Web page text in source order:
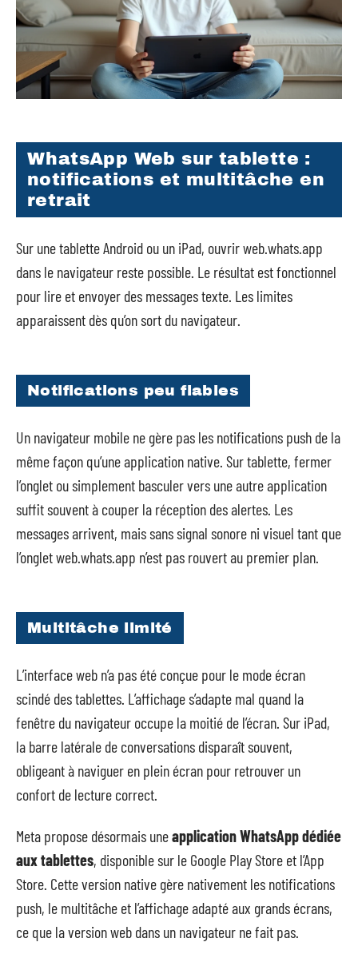
WhatsApp Web sur tablette :
notifications et multitâche en
retrait
Sur une tablette Android ou un iPad, ouvrir web.whats.app
dans le navigateur reste possible. Le résultat est fonctionnel
pour lire et envoyer des messages texte. Les limites
apparaissent dès qu’on sort du navigateur.
Notifications peu fiables
Un navigateur mobile ne gère pas les notifications push de la
même façon qu’une application native. Sur tablette, fermer
l’onglet ou simplement basculer vers une autre application
suffit souvent à couper la réception des alertes. Les
messages arrivent, mais sans signal sonore ni visuel tant que
l’onglet web.whats.app n’est pas rouvert au premier plan.
Multitâche limité
L’interface web n’a pas été conçue pour le mode écran
scindé des tablettes. L’affichage s’adapte mal quand la
fenêtre du navigateur occupe la moitié de l’écran. Sur iPad,
la barre latérale de conversations disparaît souvent,
obligeant à naviguer en plein écran pour retrouver un
confort de lecture correct.
Meta propose désormais uneapplication WhatsApp dédiée
aux tablettes, disponible sur le Google Play Store et l’App
Store. Cette version native gère nativement les notifications
push, le multitâche et l’affichage adapté aux grands écrans,
ce que la version web dans un navigateur ne fait pas.